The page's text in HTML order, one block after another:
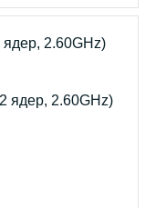
ядер, 2.60GHz)